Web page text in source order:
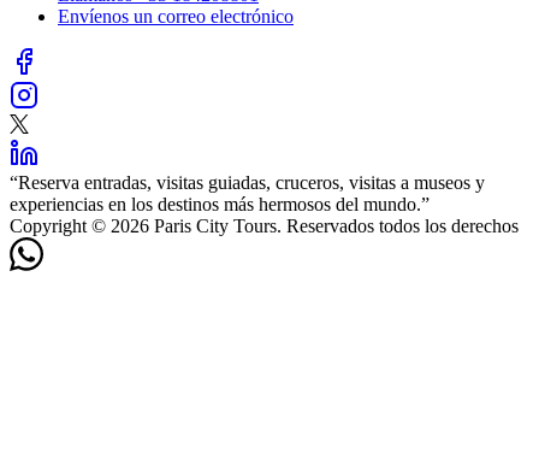
Envíenos un correo electrónico
“Reserva entradas, visitas guiadas, cruceros, visitas a museos y
experiencias en los destinos más hermosos del mundo.”
Copyright © 2026 Paris City Tours. Reservados todos los derechos